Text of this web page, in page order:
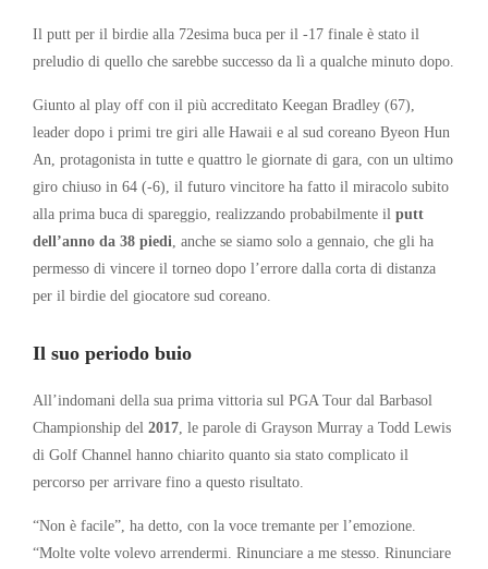
Il putt per il birdie alla 72esima buca per il -17 finale è stato il
preludio di quello che sarebbe successo da lì a qualche minuto dopo.
Giunto al play off con il più accreditato Keegan Bradley (67),
leader dopo i primi tre giri alle Hawaii e al sud coreano Byeon Hun
An, protagonista in tutte e quattro le giornate di gara, con un ultimo
giro chiuso in 64 (-6), il futuro vincitore ha fatto il miracolo subito
alla prima buca di spareggio, realizzando probabilmente il putt
dell’anno da 38 piedi , anche se siamo solo a gennaio, che gli ha
permesso di vincere il torneo dopo l’errore dalla corta di distanza
per il birdie del giocatore sud coreano.
Il suo periodo buio
All’indomani della sua prima vittoria sul PGA Tour dal Barbasol
Championship del 2017 , le parole di Grayson Murray a Todd Lewis
di Golf Channel hanno chiarito quanto sia stato complicato il
percorso per arrivare fino a questo risultato.
“Non è facile”, ha detto, con la voce tremante per l’emozione.
“Molte volte volevo arrendermi. Rinunciare a me stesso. Rinunciare